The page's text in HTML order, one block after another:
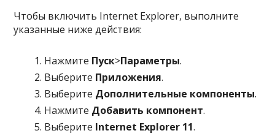
Чтобы включить Internet Explorer, выполните
указанные ниже действия:
Нажмите Пуск>Параметры.
Выберите Приложения.
Выберите Дополнительные компоненты.
Нажмите Добавить компонент.
Выберите Internet Explorer 11.